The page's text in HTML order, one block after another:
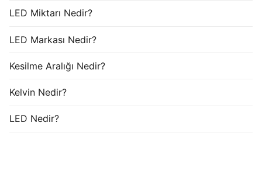
LED Miktarı Nedir?
LED Markası Nedir?
Kesilme Aralığı Nedir?
Kelvin Nedir?
LED Nedir?